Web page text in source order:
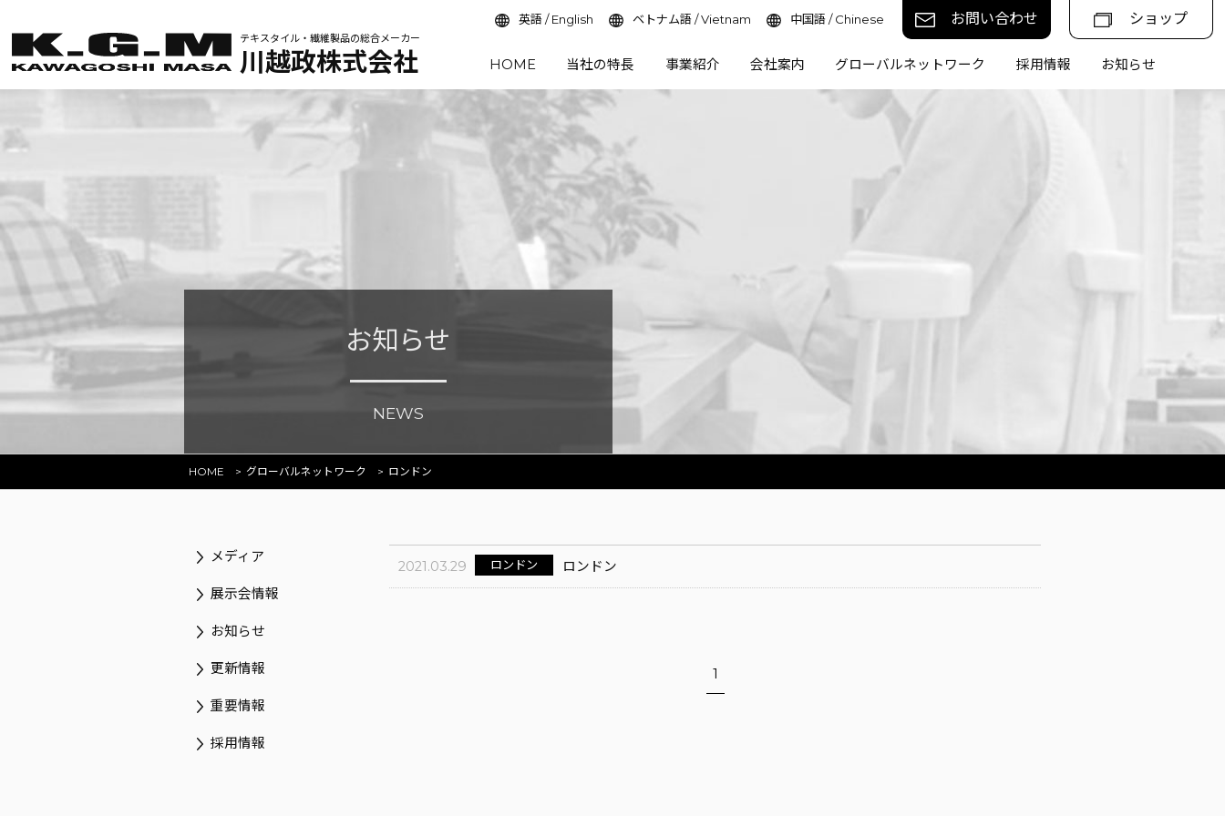
テキスタイル・繊維製品の総合メーカー
川越政株式会社
英語 / English ベトナム語 / Vietnam 中国語 / Chinese お問い合わせ ショップ
HOME 当社の特長 事業紹介 会社案内 グローバルネットワーク 採用情報 お知らせ
お知らせ
NEWS
HOME グローバルネットワーク ロンドン
2021.03.29 ロンドン ロンドン
1
メディア
展示会情報
お知らせ
更新情報
重要情報
採用情報